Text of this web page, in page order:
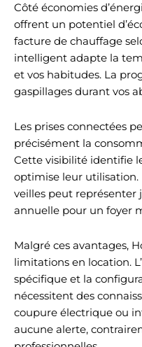
Côté économies
offrent un potentiel
facture de chauffage
intelligent adapte la
et vos habitudes. La
gaspillages durant vos
Les prises connectées
précisément la
Cette visibilité identifie
optimise leur
veilles peut représenter
annuelle pour un foyer
Malgré ces avantages,
limitations en location.
spécifique et la
nécessitent des
coupure électrique ou
aucune alerte,